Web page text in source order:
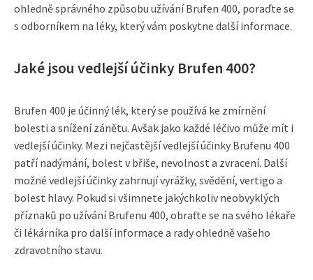
ohledně správného způsobu užívání Brufen 400, poraďte se
s odborníkem na léky, který vám poskytne další informace.
Jaké jsou vedlejší účinky Brufen 400?
Brufen 400 je účinný lék, který se používá ke zmírnění
bolesti a snížení zánětu. Avšak jako každé léčivo může mít i
vedlejší účinky. Mezi nejčastější vedlejší účinky Brufenu 400
patří nadýmání, bolest v břiše, nevolnost a zvracení. Další
možné vedlejší účinky zahrnují vyrážky, svědění, vertigo a
bolest hlavy. Pokud si všimnete jakýchkoliv neobvyklých
příznaků po užívání Brufenu 400, obraťte se na svého lékaře
či lékárníka pro další informace a rady ohledně vašeho
zdravotního stavu.